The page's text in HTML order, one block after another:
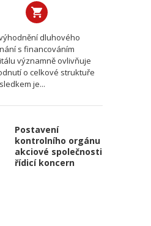
dluhového
s financováním
významně ovlivňuje
o celkové struktuře
je...
Postavení
kontrolního orgánu
akciové společnosti
řídicí koncern